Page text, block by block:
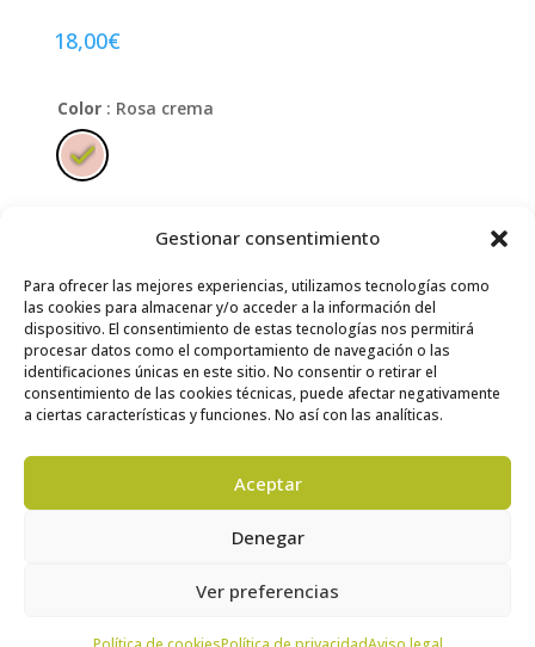
Gestionar consentimiento
Para ofrecer las mejores experiencias, utilizamos tecnologías como
las cookies para almacenar y/o acceder a la información del
dispositivo. El consentimiento de estas tecnologías nos permitirá
procesar datos como el comportamiento de navegación o las
identificaciones únicas en este sitio. No consentir o retirar el
consentimiento de las cookies técnicas, puede afectar negativamente
a ciertas características y funciones. No así con las analíticas.
Aceptar
Denegar
Ver preferencias
18,00€
Color : Rosa crema
Limpiar
Solo quedan 1 disponibles
Bihotz
cantidad
AÑADIR AL CARRITO
Cuidadosnecesarios y la